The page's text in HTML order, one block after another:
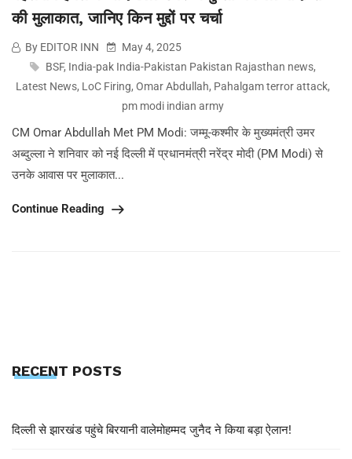
की मुलाकात, जानिए किन मुद्दों पर चर्चा
By EDITOR INN
May 4, 2025
BSF, India-pak India-Pakistan Pakistan Rajasthan news,
Latest News, LoC Firing, Omar Abdullah, Pahalgam terror attack,
pm modi indian army
CM Omar Abdullah Met PM Modi: जम्मू-कश्मीर के मुख्यमंत्री उमर
अब्दुल्ला ने शनिवार को नई दिल्ली में प्रधानमंत्री नरेंद्र मोदी (PM Modi) से
उनके आवास पर मुलाकात...
Continue Reading
RECENT POSTS
दिल्ली से झारखंड पहुंचे बिरयानी वालेमोहम्मद जुनैद ने किया बड़ा ऐलान!